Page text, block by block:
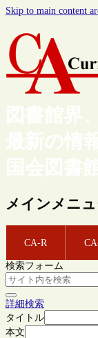
Skip to main content
図書館界
最新の情
国会図書
メインメニ
CA-R
検索フォーム
詳細検索
タイトル
本文